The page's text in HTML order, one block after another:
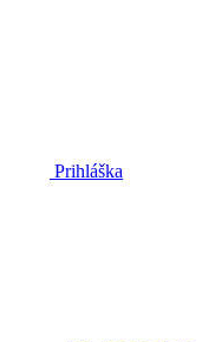
Prihláška